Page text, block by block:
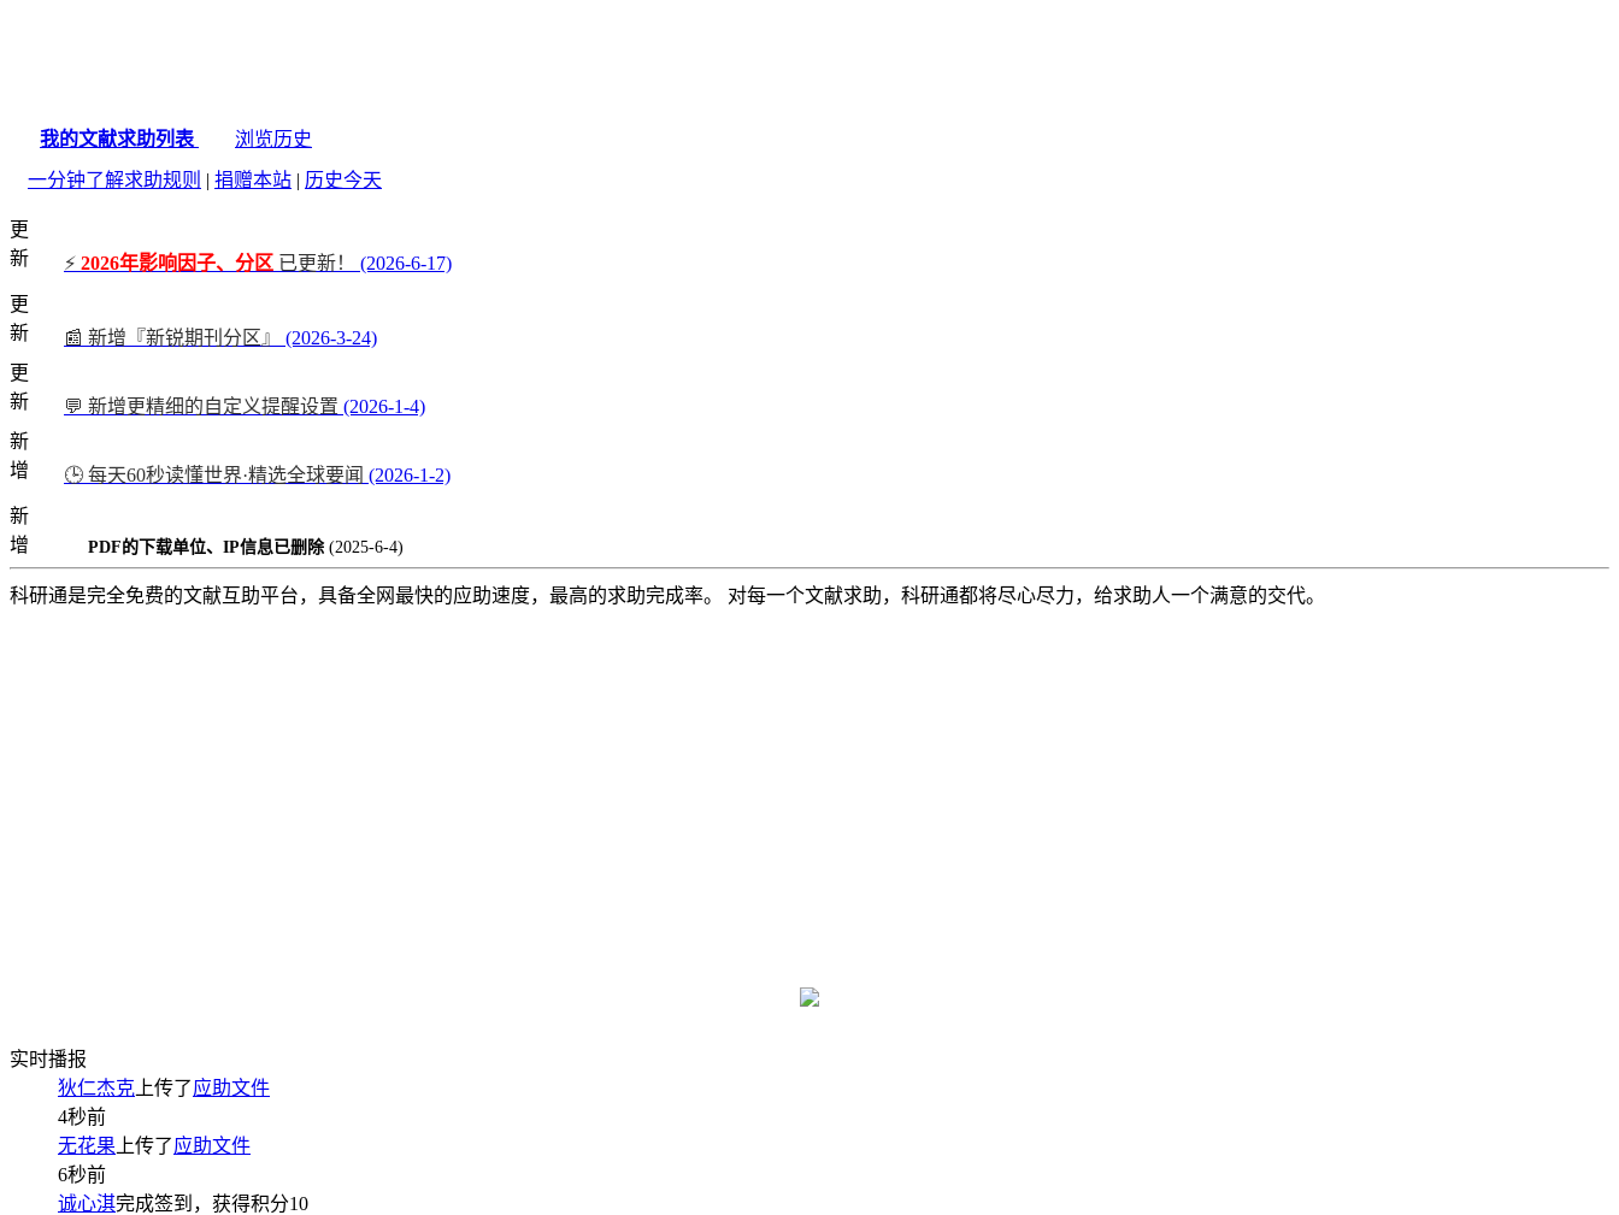
我的文献求助列表
浏览历史
一分钟了解求助规则 | 捐赠本站 | 历史今天
更
新
⚡ 2026年影响因子、分区 已更新！
(2026-6-17)
更
新
📰 新增『新锐期刊分区』
(2026-3-24)
更
新
💬 新增更精细的自定义提醒设置 (2026-1-4)
新
增
🕒 每天60秒读懂世界·精选全球要闻 (2026-1-2)
新
增
PDF的下载单位、IP信息已删除 (2025-6-4)
科研通是完全免费的文献互助平台，具备全网最快的应助速度，最高的求助完成率。 对每一个文献求助，科研通都将尽心尽力，给求助人一个满意的交代。
实时播报
狄仁杰克 上传了应助文件
4秒前
无花果 上传了应助文件
6秒前
诚心淇完成签到，获得积分10